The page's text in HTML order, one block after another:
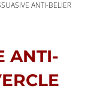
ANTI-BELIER
ANTI-